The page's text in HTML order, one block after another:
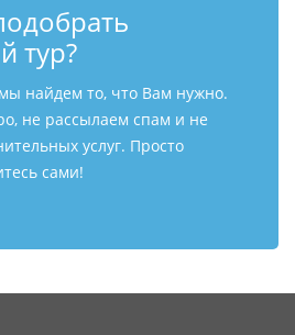
тур?
найдем то, что Вам нужно.
не рассылаем спам и не
услуг. Просто
сами!